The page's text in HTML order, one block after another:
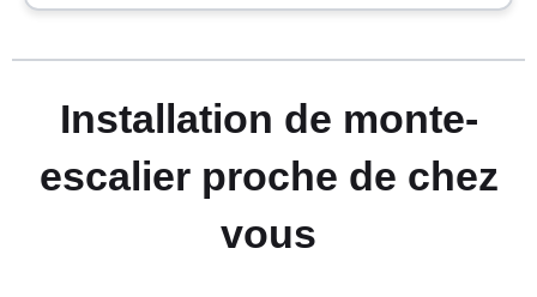
Installation de monte-
escalier proche de chez
vous